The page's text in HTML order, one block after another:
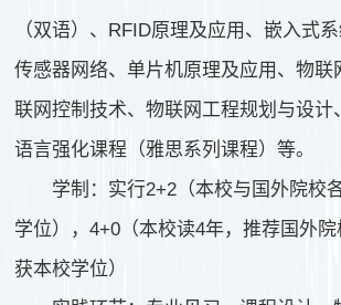
（双语）、RFID原理及应用、嵌入式
传感器网络、单片机原理及应用、物联
联网控制技术、物联网工程规划与设计
语言强化课程（雅思系列课程）等。
学制：实行2+2（本校与国外院校
学位），4+0（本校读4年，推荐国外院
获本校学位）